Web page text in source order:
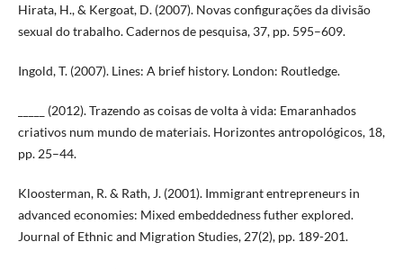
Hirata, H., & Kergoat, D. (2007). Novas configurações da divisão
sexual do trabalho. Cadernos de pesquisa, 37, pp. 595–609.
Ingold, T. (2007). Lines: A brief history. London: Routledge.
_____ (2012). Trazendo as coisas de volta à vida: Emaranhados
criativos num mundo de materiais. Horizontes antropológicos, 18,
pp. 25–44.
Kloosterman, R. & Rath, J. (2001). Immigrant entrepreneurs in
advanced economies: Mixed embeddedness futher explored.
Journal of Ethnic and Migration Studies, 27(2), pp. 189-201.